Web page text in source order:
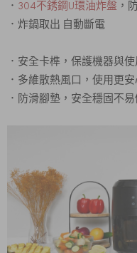
． 304不銹鋼U環油炸盤 ，
．炸鍋取出 自動斷電
．安全卡榫，保護機器與
．多維散熱風口，使用更
．防滑腳墊，安全穩固不